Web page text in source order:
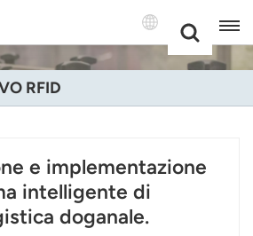
English
Deutsch
Русский
RFID
e implementazione
intelligente di
doganale.